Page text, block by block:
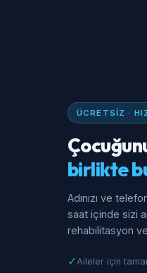
ÜCRETSIZ ·
birlikte
Adınızı ve
saat içinde sizi
rehabilitasyon
✓ Aileler için